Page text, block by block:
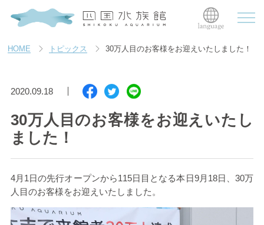
HOME トピックス 30万人目のお客様をお迎えいたしました！
2020.09.18
30万人目のお客様をお迎えいたし
ました！
4月1日の先行オープンから115日目となる本日9月18日、30万
人目のお客様をお迎えいたしました。